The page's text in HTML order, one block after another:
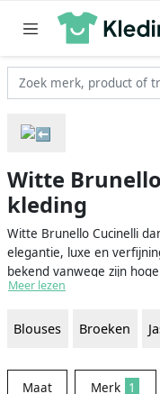
Witte
kleding
Witte Brunello Cucinelli
elegantie, luxe en
bekend vanwege zijn
een tijdloze en klassieke
Of je nu op zoek bent
biedt een breed scala
gelegenheid.
Meer lezen
Blouses Broeken
Maat Merk 1